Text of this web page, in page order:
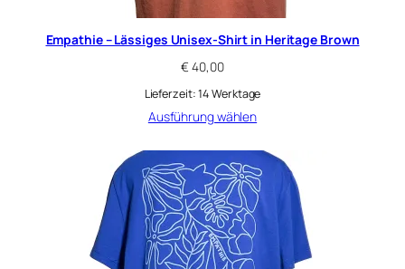
Empathie – Lässiges Unisex-Shirt in Heritage Brown
€ 40,00
Lieferzeit:14 Werktage
Ausführung wählen